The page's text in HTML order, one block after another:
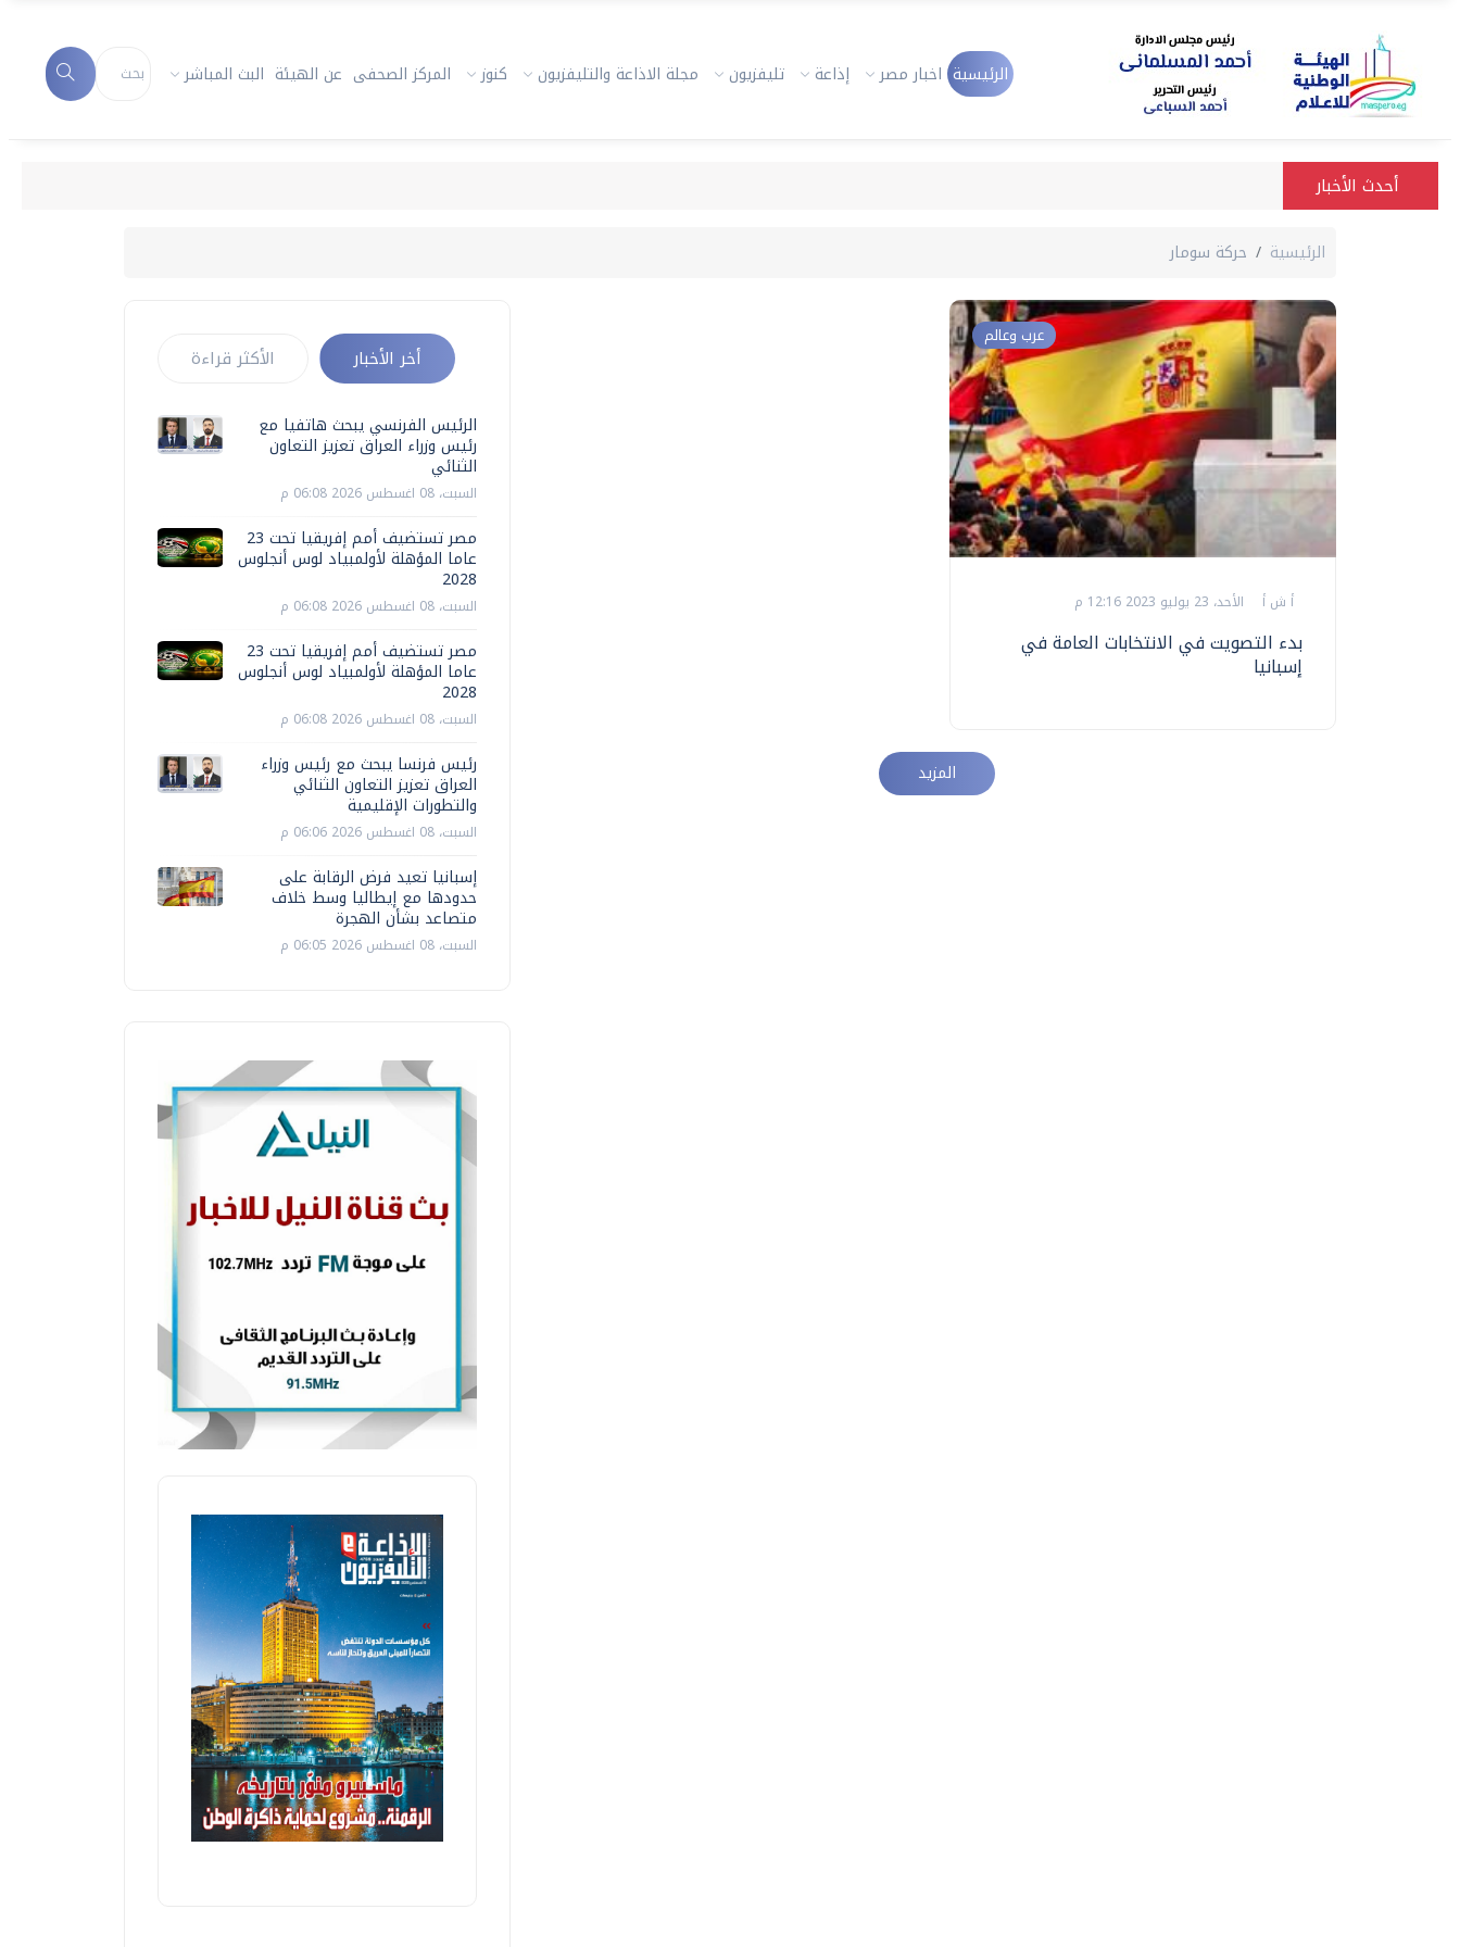
الرئيسية اخبار مصر إذاعة تليفزيون مجلة الاذاعة والتليفزيون كنوز المركز الصحفى عن الهيئة البث المباشر
أحدث الأخبار
الرئيسية حركة سومار
عرب وعالم
أ ش أ الأحد، 23 يوليو 2023 12:16 م
بدء التصويت في الانتخابات العامة في
إسبانيا
المزيد
أخر الأخبار الأكثر قراءة
الرئيس الفرنسي يبحث هاتفيا مع
رئيس وزراء العراق تعزيز التعاون
الثنائي
السبت، 08 اغسطس 2026 06:08 م
مصر تستضيف أمم إفريقيا تحت 23
عاما المؤهلة لأولمبياد لوس أنجلوس
2028
السبت، 08 اغسطس 2026 06:08 م
مصر تستضيف أمم إفريقيا تحت 23
عاما المؤهلة لأولمبياد لوس أنجلوس
2028
السبت، 08 اغسطس 2026 06:08 م
رئيس فرنسا يبحث مع رئيس وزراء
العراق تعزيز التعاون الثنائي
والتطورات الإقليمية
السبت، 08 اغسطس 2026 06:06 م
إسبانيا تعيد فرض الرقابة على
حدودها مع إيطاليا وسط خلاف
متصاعد بشأن الهجرة
السبت، 08 اغسطس 2026 06:05 م